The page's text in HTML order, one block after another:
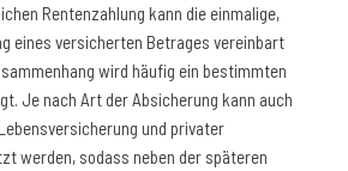
Rentenzahlung kann die einmalige,
eines versicherten Betrages vereinbart
wird häufig ein bestimmten
Je nach Art der Absicherung kann auch
und privater
werden, sodass neben der späteren